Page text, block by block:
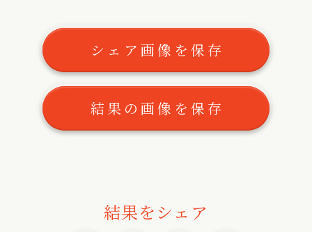
〰
〰
シェア画像を保存
結果の画像を保存
結果をシェア